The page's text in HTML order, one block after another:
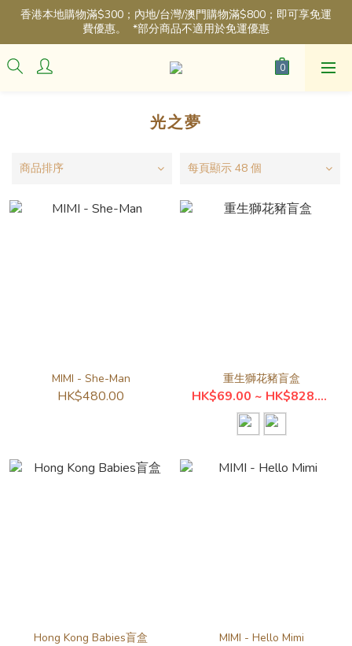
香港本地購物滿$300；內地/台灣/澳門購物滿$800；即可享免運
費優惠。  *部分商品不適用於免運優惠
光之夢
商品排序 每頁顯示 48 個
MIMI - She-Man
HK$480.00
重生獅花豬盲盒
HK$69.00 ~ HK$828.00
Hong Kong Babies盲盒 MIMI - Hello Mimi